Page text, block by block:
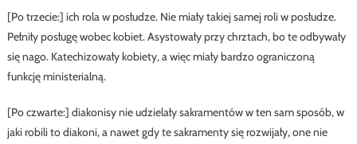
[Po trzecie:] ich rola w posłudze. Nie miały takiej samej roli w posłudze.
Pełniły posługę wobec kobiet. Asystowały przy chrztach, bo te odbywały
się nago. Katechizowały kobiety, a więc miały bardzo ograniczoną
funkcję ministerialną.
[Po czwarte:] diakonisy nie udzielały sakramentów w ten sam sposób, w
jaki robili to diakoni, a nawet gdy te sakramenty się rozwijały, one nie